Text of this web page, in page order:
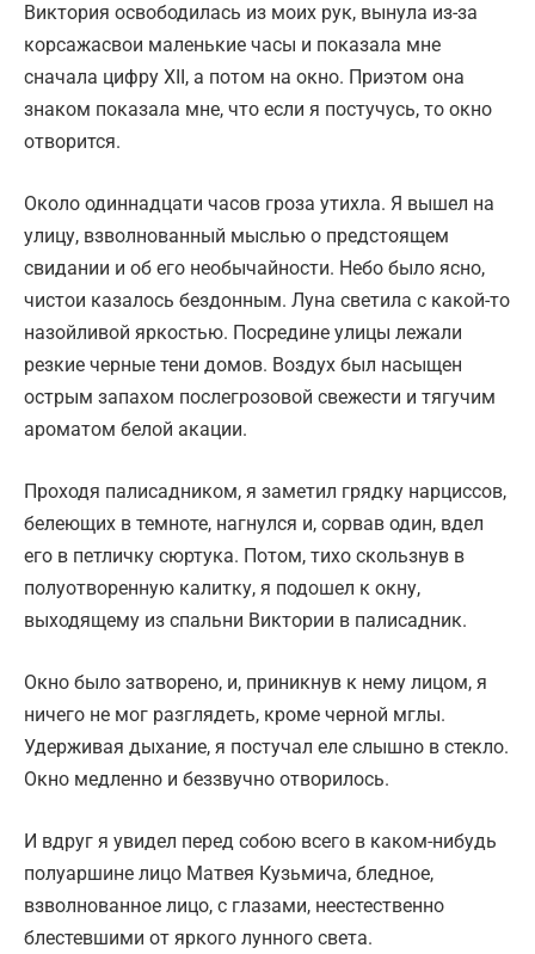
Виктория освободилась из моих рук, вынула из-за
корсажасвои маленькие часы и показала мне
сначала цифру XII, а потом на окно. Приэтом она
знаком показала мне, что если я постучусь, то окно
отворится.
Около одиннадцати часов гроза утихла. Я вышел на
улицу, взволнованный мыслью о предстоящем
свидании и об его необычайности. Небо было ясно,
чистои казалось бездонным. Луна светила с какой-то
назойливой яркостью. Посредине улицы лежали
резкие черные тени домов. Воздух был насыщен
острым запахом послегрозовой свежести и тягучим
ароматом белой акации.
Проходя палисадником, я заметил грядку нарциссов,
белеющих в темноте, нагнулся и, сорвав один, вдел
его в петличку сюртука. Потом, тихо скользнув в
полуотворенную калитку, я подошел к окну,
выходящему из спальни Виктории в палисадник.
Окно было затворено, и, приникнув к нему лицом, я
ничего не мог разглядеть, кроме черной мглы.
Удерживая дыхание, я постучал еле слышно в стекло.
Окно медленно и беззвучно отворилось.
И вдруг я увидел перед собою всего в каком-нибудь
полуаршине лицо Матвея Кузьмича, бледное,
взволнованное лицо, с глазами, неестественно
блестевшими от яркого лунного света.